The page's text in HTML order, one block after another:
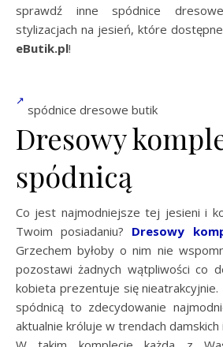
sprawdź inne spódnice
stylizacjach na jesień, które
eButik.pl!
spódnice dresowe butik
Dresowy
spódnicą
Co jest najmodniejsze tej jesieni i
Twoim posiadaniu? Dresowy
Grzechem byłoby o nim nie
pozostawi żadnych wątpliwości co
kobieta prezentuje się
spódnicą to zdecydowanie
aktualnie króluje w trendach